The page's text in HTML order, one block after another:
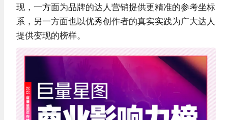
现，一方面为品牌的达人营销提供更精准的参考坐标
系，另一方面也以优秀创作者的真实实践为广大达人
提供变现的榜样。